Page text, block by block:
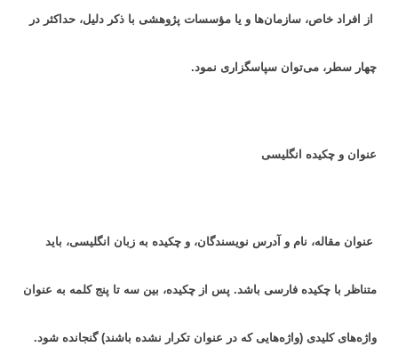
از افراد خاص، سازمان‌ها و یا مؤسسات پژوهشی با ذکر دلیل، حداکثر در
چهار سطر، می‌توان سپاسگزاری نمود.
عنوان و چکیده انگلیسی
عنوان مقاله، نام و آدرس نویسندگان، و چکیده به زبان انگلیسی، باید
متناظر با چکیده فارسی باشد. پس از چکیده، بین سه تا پنج کلمه به عنوان
واژه‌های کلیدی (واژه‌هایی که در عنوان تکرار نشده باشند) گنجانده شود.